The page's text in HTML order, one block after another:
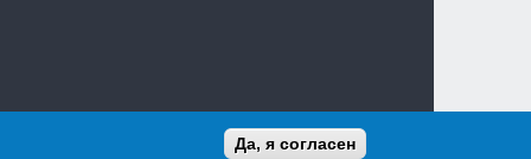
Да, я согласен